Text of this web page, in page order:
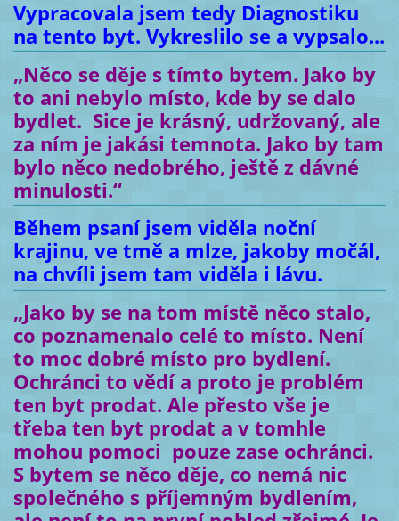
Vypracovala jsem tedy Diagnostiku
na tento byt. Vykreslilo se a vypsalo...
„Něco se děje s tímto bytem. Jako by
to ani nebylo místo, kde by se dalo
bydlet. Sice je krásný, udržovaný, ale
za ním je jakási temnota. Jako by tam
bylo něco nedobrého, ještě z dávné
minulosti.“
Během psaní jsem viděla noční
krajinu, ve tmě a mlze, jakoby močál,
na chvíli jsem tam viděla i lávu.
„Jako by se na tom místě něco stalo,
co poznamenalo celé to místo. Není
to moc dobré místo pro bydlení.
Ochránci to vědí a proto je problém
ten byt prodat. Ale přesto vše je
třeba ten byt prodat a v tomhle
mohou pomoci pouze zase ochránci.
S bytem se něco děje, co nemá nic
společného s příjemným bydlením,